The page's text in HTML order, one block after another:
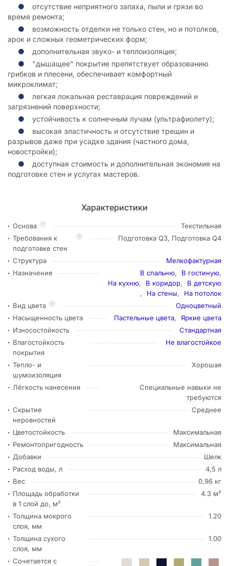
отсутствие неприятного запаха, пыли и грязи во
время ремонта;
возможность отделки не только стен, но и потолков,
арок и сложных геометрических форм;
дополнительная звуко- и теплоизоляция;
"дышащее" покрытие препятствует образованию
грибков и плесени, обеспечивает комфортный
микроклимат;
легкая локальная реставрация повреждений и
загрязнений поверхности;
устойчивость к солнечным лучам (ультрафиолету);
высокая эластичность и отсутствие трещин и
разрывов даже при усадке здания (частного дома,
новостройки);
доступная стоимость и дополнительная экономия на
подготовке стен и услугах мастеров.
Характеристики
?
Основа Текстильная
?
Требования к
подготовке стен
Подготовка Q3, Подготовка Q4
Структура
Мелкофактурная
Назначение
В спальню, В гостиную,
На кухню, В коридор,
В детскую
,
На стены, На потолок
?
Вид цвета
Одноцветный
Насыщенность цвета
Пастельные цвета,
Яркие цвета
Износостойкость
Стандартная
Влагостойкость
покрытия
Не влагостойкое
Тепло- и
шумоизоляция
Хорошая
Лёгкость нанесения
Специальные навыки не
требуются
Скрытие
неровностей
Среднее
Цветостойкость
Максимальная
Ремонтопригодность
Максимальная
Добавки
Шелк
Расход воды, л
4,5 л
Вес
0,96 кг
Площадь обработки
в 1 слой до, м²
4.3 м²
Толщина мокрого
слоя, мм
1.20
Толщина сухого
слоя, мм
1.00
Сочетается с